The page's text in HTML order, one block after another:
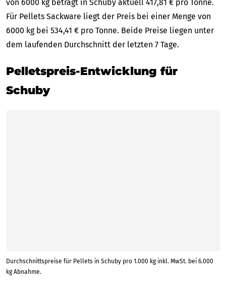
von 6000 kg beträgt in Schuby aktuell 417,81 € pro Tonne.
Für Pellets Sackware liegt der Preis bei einer Menge von
6000 kg bei 534,41 € pro Tonne. Beide Preise liegen unter
dem laufenden Durchschnitt der letzten 7 Tage.
Pelletspreis-Entwicklung für
Schuby
Durchschnittspreise für Pellets in Schuby pro 1.000 kg inkl. MwSt. bei 6.000
kg Abnahme.